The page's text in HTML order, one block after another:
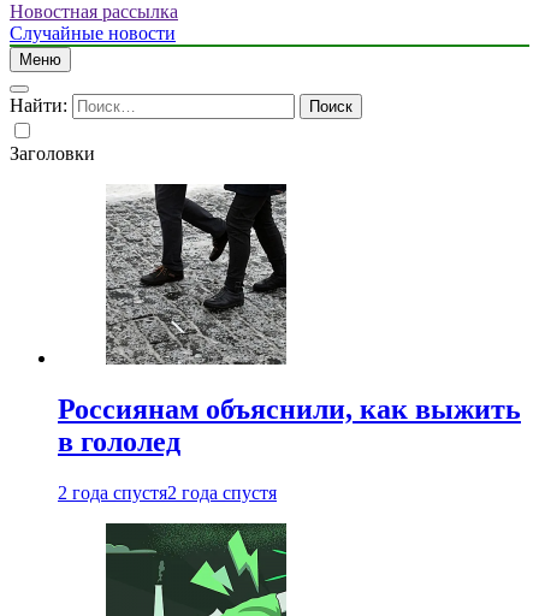
Новостная рассылка
Случайные новости
Меню
Найти:
Заголовки
Россиянам объяснили, как выжить
в гололед
2 года спустя2 года спустя